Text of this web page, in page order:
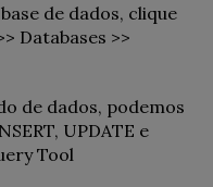
de dados, clique
Databases >>
de dados, podemos
UPDATE e
Tool